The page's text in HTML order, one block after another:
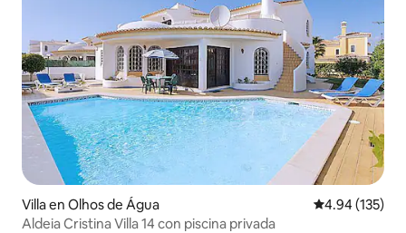
Villa en Olhos de Água Calificación
4.94 (135)
Aldeia Cristina Villa 14 con piscina privada